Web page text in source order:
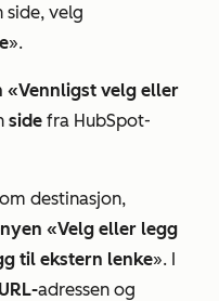
side, velg
».
velg eller
side fra HubSpot-
destinasjon,
«Velg eller legg
til ekstern lenke». I
URL-adressen og